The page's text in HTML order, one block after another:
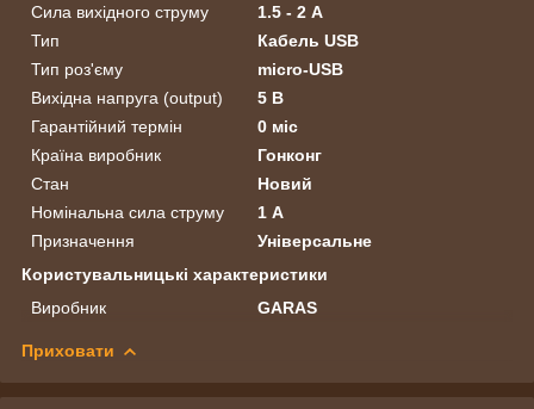
Сила вихідного струму
1.5 - 2 А
Тип
Кабель USB
Тип роз'єму
micro-USB
Вихідна напруга (output)
5 В
Гарантійний термін
0 міс
Країна виробник
Гонконг
Стан
Новий
Номінальна сила струму
1 А
Призначення
Універсальне
Користувальницькі характеристики
Виробник
GARAS
Приховати